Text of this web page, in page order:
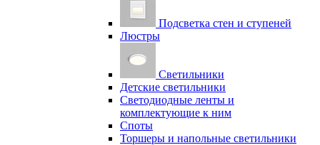
Подсветка стен и ступеней
Люстры
Светильники
Детские светильники
Светодиодные ленты и
комплектующие к ним
Споты
Торшеры и напольные светильники